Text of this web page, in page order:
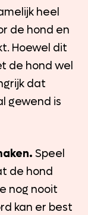
heel
de hond en
Hoewel dit
de hond wel
dat
gewend is
Speel
de hond
nog nooit
kan er best